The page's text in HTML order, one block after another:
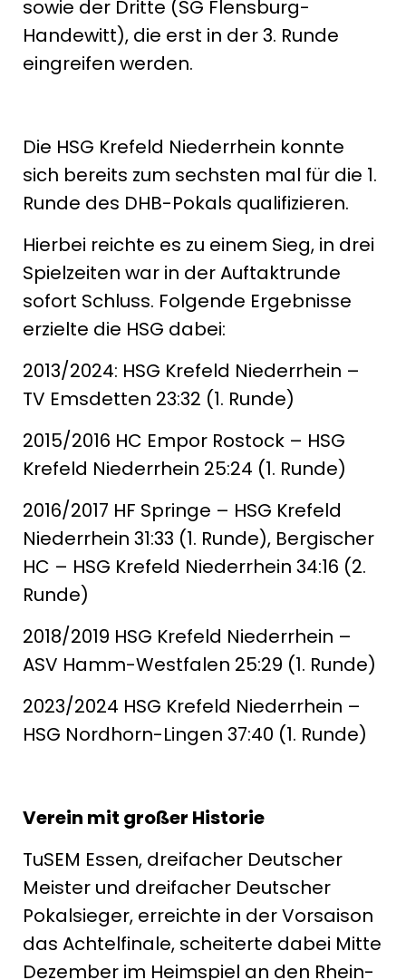
sowie der Dritte (SG Flensburg-
Handewitt), die erst in der 3. Runde
eingreifen werden.
Die HSG Krefeld Niederrhein konnte
sich bereits zum sechsten mal für die 1.
Runde des DHB-Pokals qualifizieren.
Hierbei reichte es zu einem Sieg, in drei
Spielzeiten war in der Auftaktrunde
sofort Schluss. Folgende Ergebnisse
erzielte die HSG dabei:
2013/2024: HSG Krefeld Niederrhein –
TV Emsdetten 23:32 (1. Runde)
2015/2016 HC Empor Rostock – HSG
Krefeld Niederrhein 25:24 (1. Runde)
2016/2017 HF Springe – HSG Krefeld
Niederrhein 31:33 (1. Runde), Bergischer
HC – HSG Krefeld Niederrhein 34:16 (2.
Runde)
2018/2019 HSG Krefeld Niederrhein –
ASV Hamm-Westfalen 25:29 (1. Runde)
2023/2024 HSG Krefeld Niederrhein –
HSG Nordhorn-Lingen 37:40 (1. Runde)
Verein mit großer Historie
TuSEM Essen, dreifacher Deutscher
Meister und dreifacher Deutscher
Pokalsieger, erreichte in der Vorsaison
das Achtelfinale, scheiterte dabei Mitte
Dezember im Heimspiel an den Rhein-